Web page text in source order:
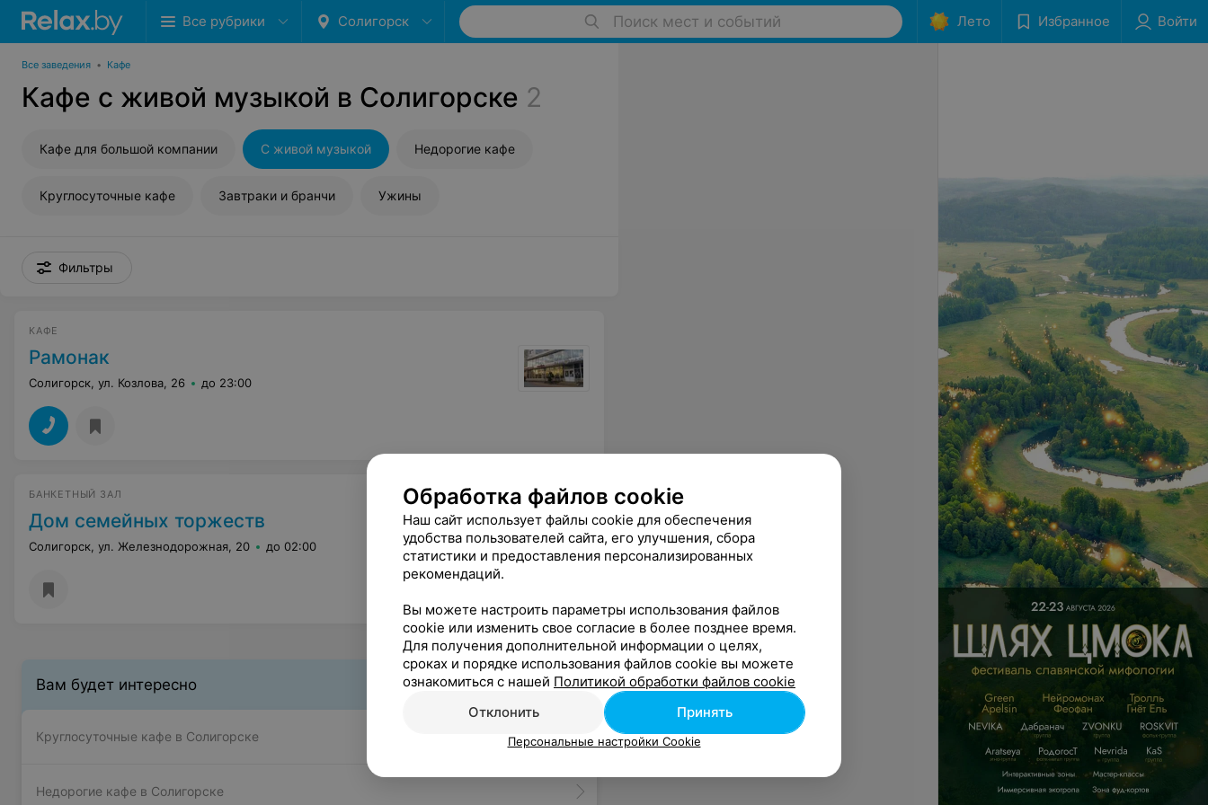
Все рубрики Солигорск Поиск мест и событий Лето Избранное Войти
Все заведения • Кафе
Кафе с живой музыкой в Солигорске 2
Кафе для большой компании С живой музыкой Недорогие кафе
Круглосуточные кафе Завтраки и бранчи Ужины
Фильтры
КАФЕ
Рамонак
Солигорск, ул. Козлова, 26 до 23:00
БАНКЕТНЫЙ ЗАЛ
Дом семейных торжеств
Солигорск, ул. Железнодорожная, 20 до 02:00
Вам будет интересно
Круглосуточные кафе в Солигорске
Недорогие кафе в Солигорске
Обработка файлов cookie
Наш сайт использует файлы cookie для обеспечения
удобства пользователей сайта, его улучшения, сбора
статистики и предоставления персонализированных
рекомендаций.
Вы можете настроить параметры использования файлов
cookie или изменить свое согласие в более позднее время.
Для получения дополнительной информации о целях,
сроках и порядке использования файлов cookie вы можете
ознакомиться с нашей Политикой обработки файлов cookie
Отклонить
Принять
Персональные настройки Cookie